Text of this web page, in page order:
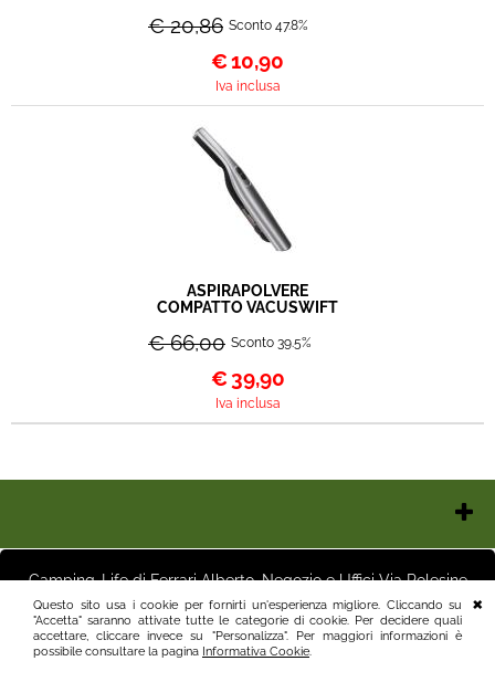
Questo sito usa i cookie per fornirti un'esperienza migliore. Cliccando su
"Accetta" saranno attivate tutte le categorie di cookie. Per decidere quali
accettare, cliccare invece su "Personalizza". Per maggiori informazioni è
possibile consultare la pagina Informativa Cookie.
€ 20,86 Sconto 47.8%
€10,90
Iva inclusa
ASPIRAPOLVERE
COMPATTO VACUSWIFT
€ 66,00 Sconto 39.5%
€ 39,90
Iva inclusa
Spedizioni
Recesso e Condizioni
Camping-Life di Ferrari Alberto, Negozio e Uffici Via Polesine
16 25125 Brescia (BS) Magazzino Via Friuli 3 25125 Brescia (BS)
Italia P.I.03411250982 info@camping-life.it tel.3887818400